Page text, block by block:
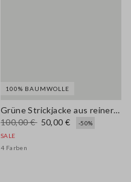
100% BAUMWOLLE
Grüne Strickjacke aus reiner Baumwolle in Regular Fit mit Knöpfen
100,00 € 50,00 €
-50%
SALE
4 Farben